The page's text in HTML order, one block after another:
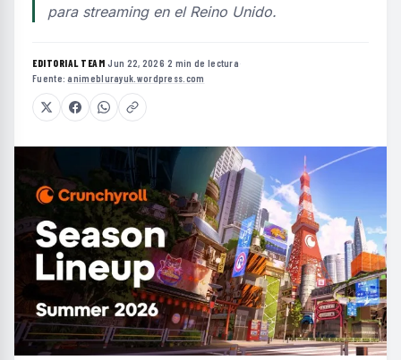
para streaming en el Reino Unido.
EDITORIAL TEAM·Jun 22, 2026·2 min de lectura·
Fuente:animeblurayuk.wordpress.com